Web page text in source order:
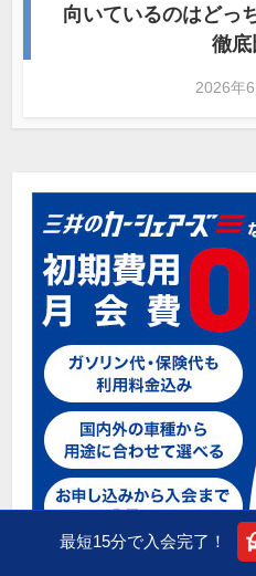
向いているのはどっ
徹底
2026年
最短15分で入会完了！